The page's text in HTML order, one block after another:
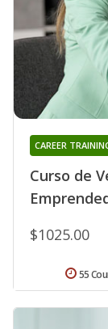
Curso de
CAREER
$1025.00
55